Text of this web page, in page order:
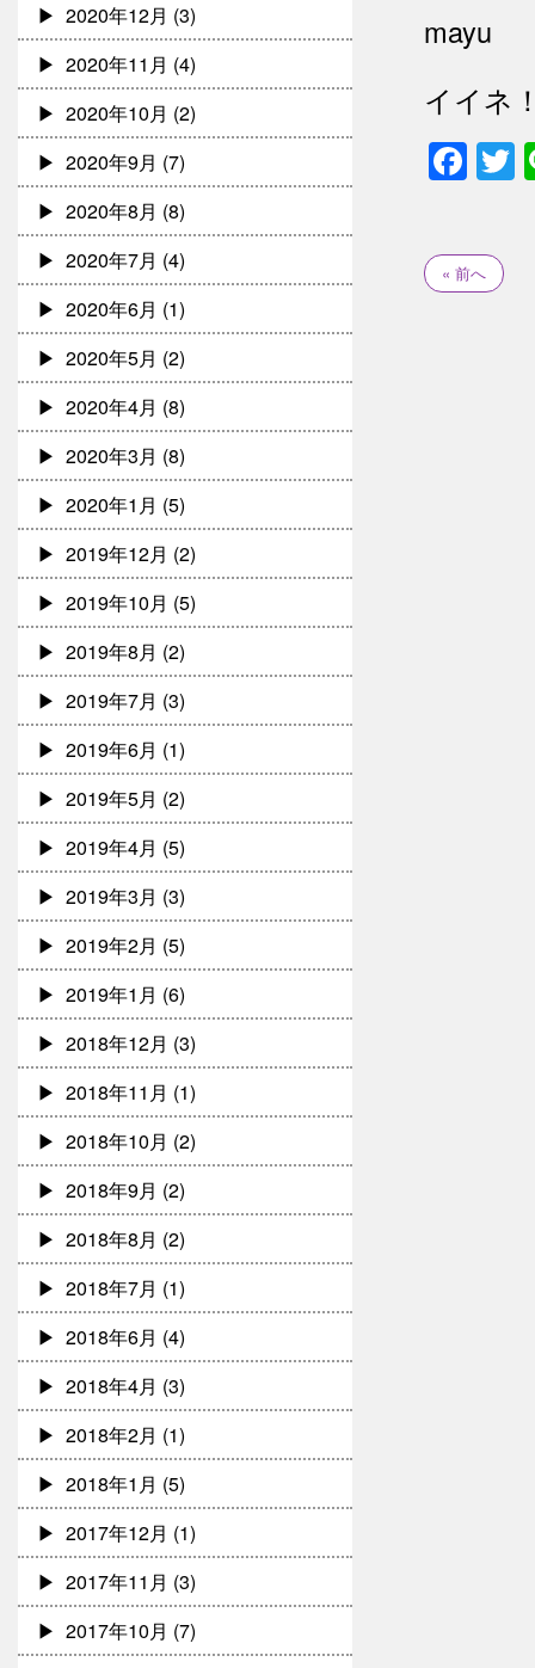
mayu
イイネ
« 前へ
2020年12月 (3)
2020年11月 (4)
2020年10月 (2)
2020年9月 (7)
2020年8月 (8)
2020年7月 (4)
2020年6月 (1)
2020年5月 (2)
2020年4月 (8)
2020年3月 (8)
2020年1月 (5)
2019年12月 (2)
2019年10月 (5)
2019年8月 (2)
2019年7月 (3)
2019年6月 (1)
2019年5月 (2)
2019年4月 (5)
2019年3月 (3)
2019年2月 (5)
2019年1月 (6)
2018年12月 (3)
2018年11月 (1)
2018年10月 (2)
2018年9月 (2)
2018年8月 (2)
2018年7月 (1)
2018年6月 (4)
2018年4月 (3)
2018年2月 (1)
2018年1月 (5)
2017年12月 (1)
2017年11月 (3)
2017年10月 (7)